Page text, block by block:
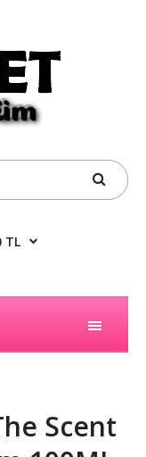
TL
Scent